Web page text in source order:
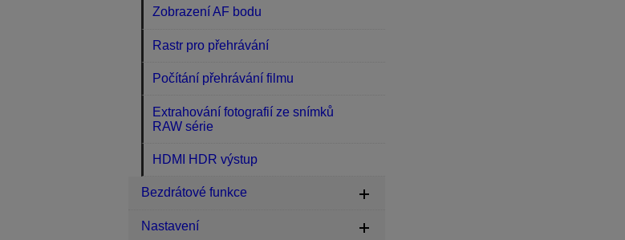
Zobrazení AF bodu
Rastr pro přehrávání
Počítání přehrávání filmu
Extrahování fotografií ze snímků
RAW série
HDMI HDR výstup
Bezdrátové funkce
Nastavení